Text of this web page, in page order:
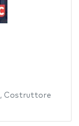
, Costruttore